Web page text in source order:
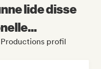
lide disse
profil